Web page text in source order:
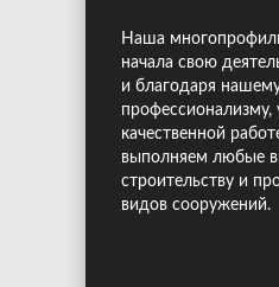
Наша
начала свою
и благодаря
профессионализму,
качественной
выполняем любые
строительству и
видов сооружений.